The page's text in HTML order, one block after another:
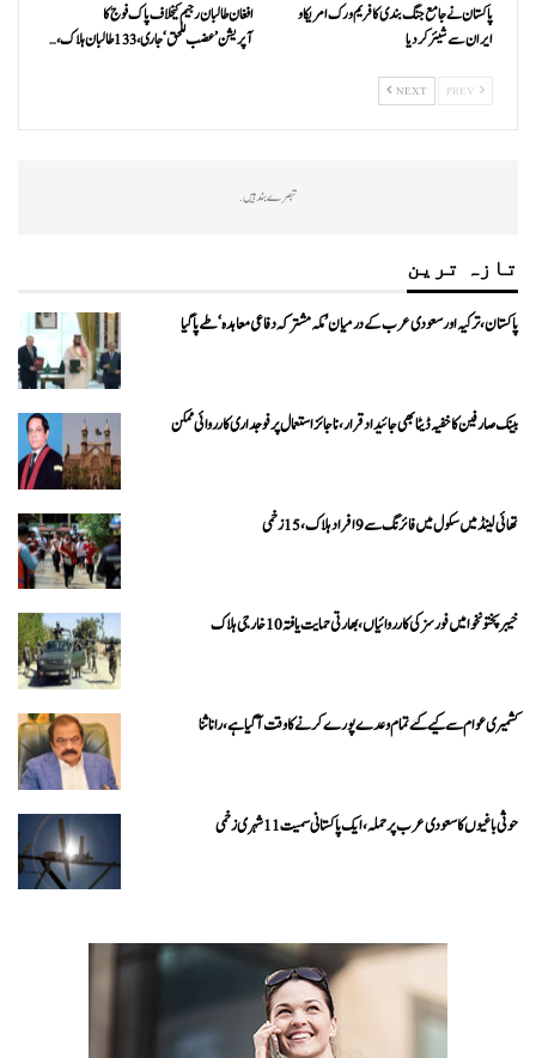
پاکستان نے جامع جنگ بندی کا فریم ورک امریکا و
ایران سے شیئر کر دیا
افغان طالبان رجیم کیخلاف پاک فوج کا
آپریشن’عضب للحق‘ جاری، 133 طالبان ہلاک،…
NEXT
تبصرے بند ہیں.
تازہ ترین
پاکستان، ترکیہ اور سعودی عرب کے درمیان ’مکہ مشترکہ دفاعی معاہدہ‘ طے پا گیا
بینک صارفین کا خفیہ ڈیٹا بھی جائیداد قرار، ناجائز استعمال پر فوجداری کارروائی ممکن
تھائی لینڈ میں سکول میں فائرنگ سے 9 افراد ہلاک، 15 زخمی
خیبرپختونخوا میں فورسز کی کارروائیاں، بھارتی حمایت یافتہ 10 خارجی ہلاک
کشمیری عوام سے کیے گئے تمام وعدے پورے کرنے کا وقت آ گیا ہے، رانا ثنا
حوثی باغیوں کا سعودی عرب پر حملہ، ایک پاکستانی سمیت 11 شہری زخمی